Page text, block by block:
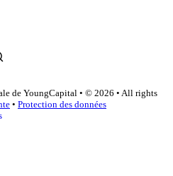
de YoungCapital • © 2026 • All rights
• Protection des données